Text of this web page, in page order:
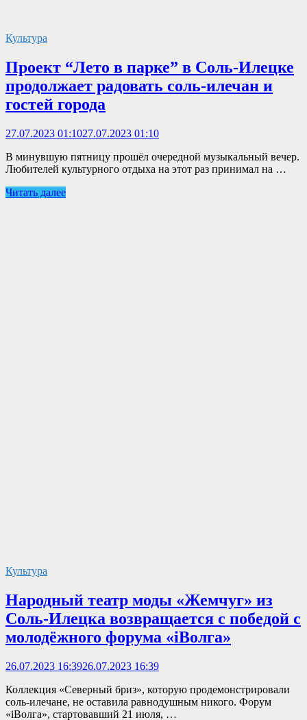
Культура
Проект “Лето в парке” в Соль-Илецке
продолжает радовать соль-илечан и
гостей города
27.07.2023 01:1027.07.2023 01:10
В минувшую пятницу прошёл очередной музыкальный вечер.
Любителей культурного отдыха на этот раз принимал на …
Читать далее
Культура
Народный театр моды «Жемчуг» из
Соль-Илецка возвращается с победой с
молодёжного форума «iВолга»
26.07.2023 16:3926.07.2023 16:39
Коллекция «Северный бриз», которую продемонстрировали
соль-илечане, не оставила равнодушным никого. Форум
«iВолга», стартовавший 21 июля, …